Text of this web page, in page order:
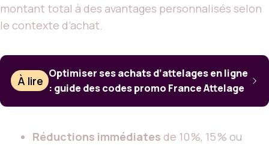
montant total à des avantages personnalisés selon
le contexte d’achat.
À lire
Optimiser ses achats d’attelages en ligne
: guide des codes promo France Attelage
Réductions immédiates de 10 %, 15 % ou